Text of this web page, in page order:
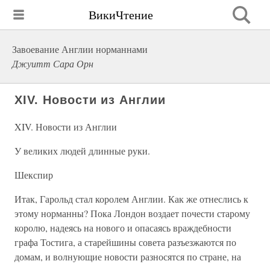
ВикиЧтение
Завоевание Англии норманнами
Джуитт Сара Орн
XIV. Новости из Англии
XIV. Новости из Англии
У великих людей длинные руки.
Шекспир
Итак, Гарольд стал королем Англии. Как же отнеслись к
этому норманны? Пока Лондон воздает почести старому
королю, надеясь на нового и опасаясь враждебности
графа Тостига, а старейшины совета разъезжаются по
домам, и волнующие новости разносятся по стране, на